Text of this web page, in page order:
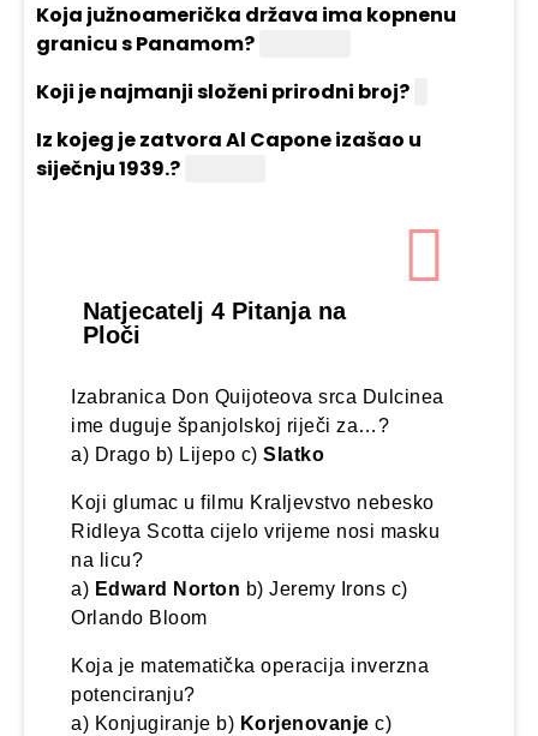
Koja južnoamerička država ima kopnenu
granicu s Panamom?
Koji je najmanji složeni prirodni broj?
Iz kojeg je zatvora Al Capone izašao u
siječnju 1939.?
Natjecatelj 4 Pitanja na
Ploči
Izabranica Don Quijoteova srca Dulcinea
ime duguje španjolskoj riječi za…?
a) Drago b) Lijepo c)Slatko
Koji glumac u filmu Kraljevstvo nebesko
Ridleya Scotta cijelo vrijeme nosi masku
na licu?
a) Edward Norton b) Jeremy Irons c)
Orlando Bloom
Koja je matematička operacija inverzna
potenciranju?
a) Konjugiranje b) Korjenovanje c)